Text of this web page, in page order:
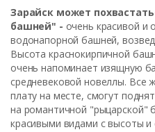
Зарайск может
башней" - очень красивой и
водонапорной башней,
Высота краснокирпичной
очень напоминает изящную
средневековой новеллы. Все
плату на месте, смогут
на романтичной "рыцарской"
красивыми видами с высоты